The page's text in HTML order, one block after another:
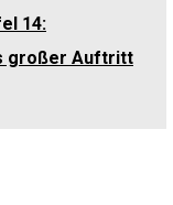
14:
großer Auftritt